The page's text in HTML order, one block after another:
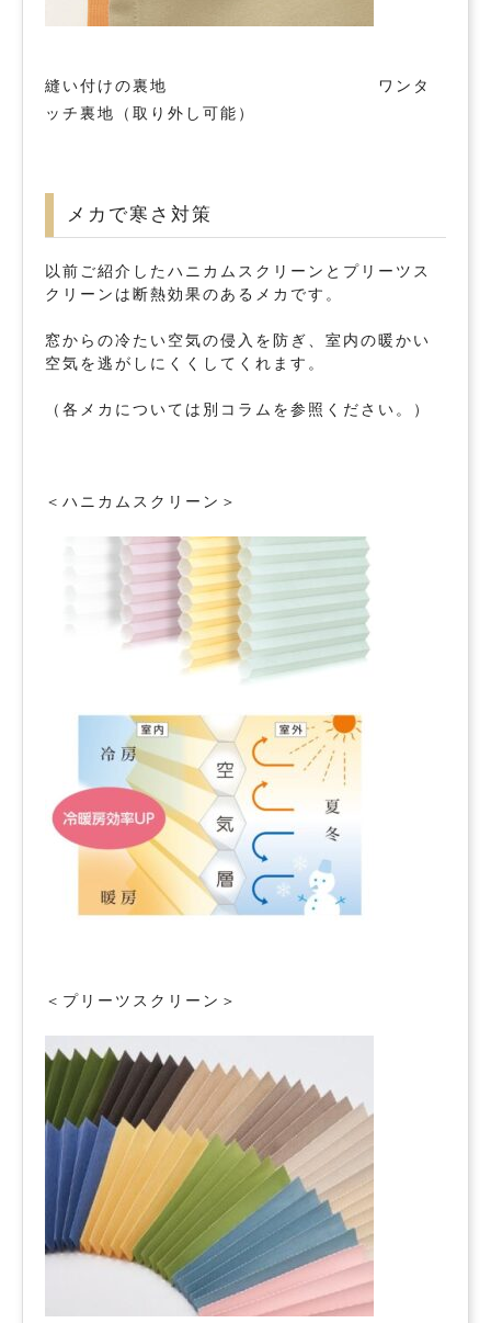
縫い付けの裏地 ワンタ
ッチ裏地（取り外し可能）
メカで寒さ対策
以前ご紹介したハニカムスクリーンとプリーツス
クリーンは断熱効果のあるメカです。
窓からの冷たい空気の侵入を防ぎ、室内の暖かい
空気を逃がしにくくしてくれます。
（各メカについては別コラムを参照ください。）
＜ハニカムスクリーン＞
＜プリーツスクリーン＞